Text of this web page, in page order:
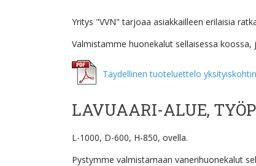
Yritys "VVN" tarjoaa asiakkailleen erilaisia
Valmistamme huonekalut sellaisessa
Täydellinen tuoteluettelo
LAVUAARI-ALUE,
L-1000, D-600, H-850, ovella.
Pystymme valmistamaan vanerihuonekalut